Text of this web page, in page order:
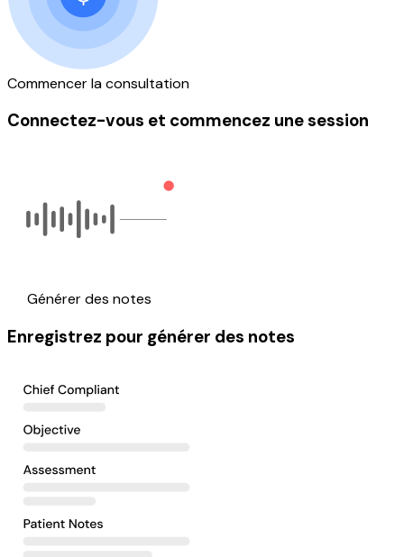
Commencer la consultation
Connectez-vous et commencez une session
Générer des notes
Enregistrez pour générer des notes